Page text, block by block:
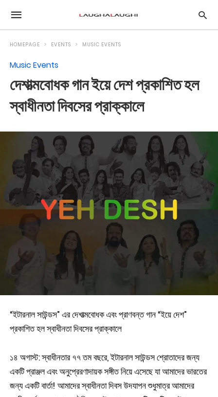
HOMEPAGE EVENTS MUSIC EVENTS
Music Events
দেশাত্মবোধক গান ইয়ে দেশ প্রকাশিত হল
স্বাধীনতা দিবসের প্রাক্কালে
“ইটারনাল সাউন্ডস” এর দেশাত্মবোধক এবং প্রাণবন্ত গান “ইয়ে দেশ”
প্রকাশিত হল স্বাধীনতা দিবসের প্রাক্কালে
১৪ অগাস্ট: স্বাধীনতার ৭৭ তম বছরে, ইটারনাল সাউন্ডস শ্রোতাদের জন্য
একটি প্রাঞ্জল এবং অনুপ্রেরণাদায়ক সঙ্গীত নিয়ে এসেছে যা আমাদের ভারতের
জন্য একটি বার্তা! আমাদের স্বাধীনতা দিবস উদযাপন শুধুমাত্র আমাদের